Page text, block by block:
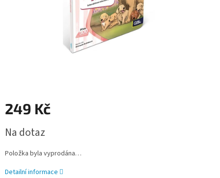
249 Kč
cena:
Na dotaz
Položka byla vyprodána…
Detailní informace